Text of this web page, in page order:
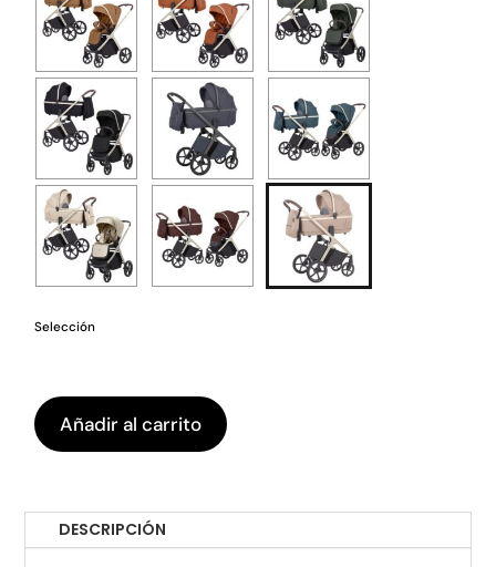
Selección
Añadir al carrito
DESCRIPCIÓN